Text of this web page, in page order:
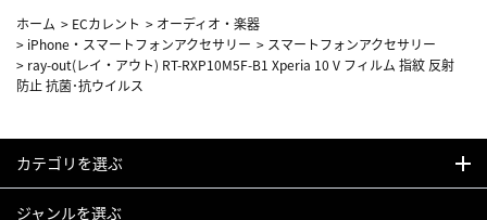
ホーム > ECカレント > オーディオ・楽器
> iPhone・スマートフォンアクセサリー > スマートフォンアクセサリー
> ray-out(レイ・アウト) RT-RXP10M5F-B1 Xperia 10 V フィルム 指紋 反射
防止 抗菌･抗ウイルス
カテゴリを選ぶ
ジャンルを選ぶ